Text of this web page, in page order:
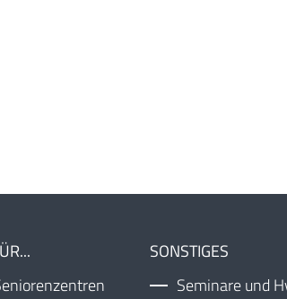
SONSTIGES
Seminare und